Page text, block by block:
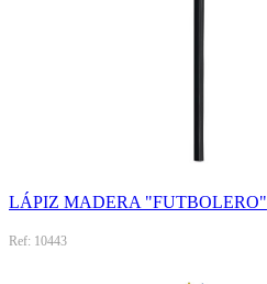
LÁPIZ MADERA "FUTBOLERO"
Ref: 10443